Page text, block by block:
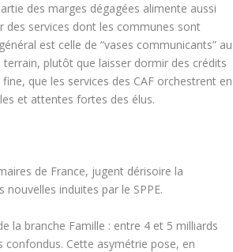
des marges dégagées alimente aussi
des services dont les communes sont
est celle de “vases communicants” au
plutôt que laisser dormir des crédits
que les services des CAF orchestrent en
et attentes fortes des élus.
de France, jugent dérisoire la
induites par le SPPE.
la branche Famille : entre 4 et 5 milliards
confondus. Cette asymétrie pose, en